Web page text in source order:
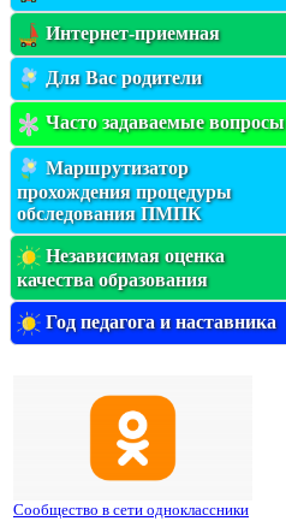
Интернет-приемная
Для Вас родители
Часто задаваемые вопросы
Маршрутизатор
прохождения процедуры
обследования ПМПК
Независимая оценка
качества образования
Год педагога и наставника
Сообщество в сети одноклассники